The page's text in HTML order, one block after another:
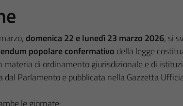
domenica 22 e lunedì 23 marzo 2026, si
popolare confermativo della legge
di ordinamento giurisdizionale e di
dal Parlamento e pubblicata nella Gazzetta
le giornate: